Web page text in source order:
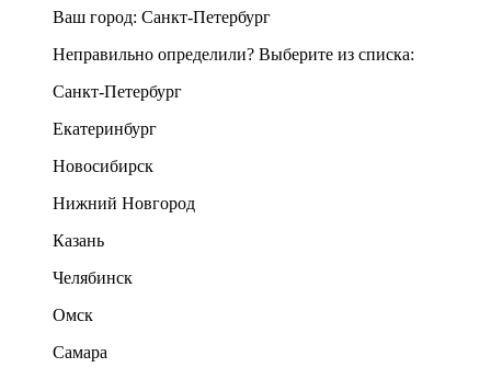
Ваш город: Санкт-Петербург
Неправильно определили? Выберите из списка:
Санкт-Петербург
Екатеринбург
Новосибирск
Нижний Новгород
Казань
Челябинск
Омск
Самара